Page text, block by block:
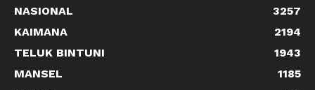
NASIONAL
3257
KAIMANA
2194
TELUK BINTUNI
1943
MANSEL
1185